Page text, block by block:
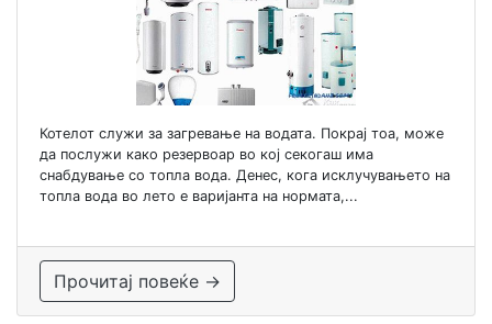
Котелот служи за загревање на водата. Покрај тоа, може
да послужи како резервоар во кој секогаш има
снабдување со топла вода. Денес, кога исклучувањето на
топла вода во лето е варијанта на нормата,...
Прочитај повеќе →